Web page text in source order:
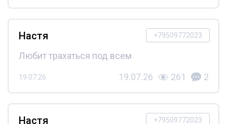
+79509772023
Настя
Любит трахаться под всем
19.07.26 19.07.26 261 2
+79509772023
Настя